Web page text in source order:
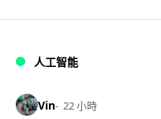
人工智能
Vin 22 小時